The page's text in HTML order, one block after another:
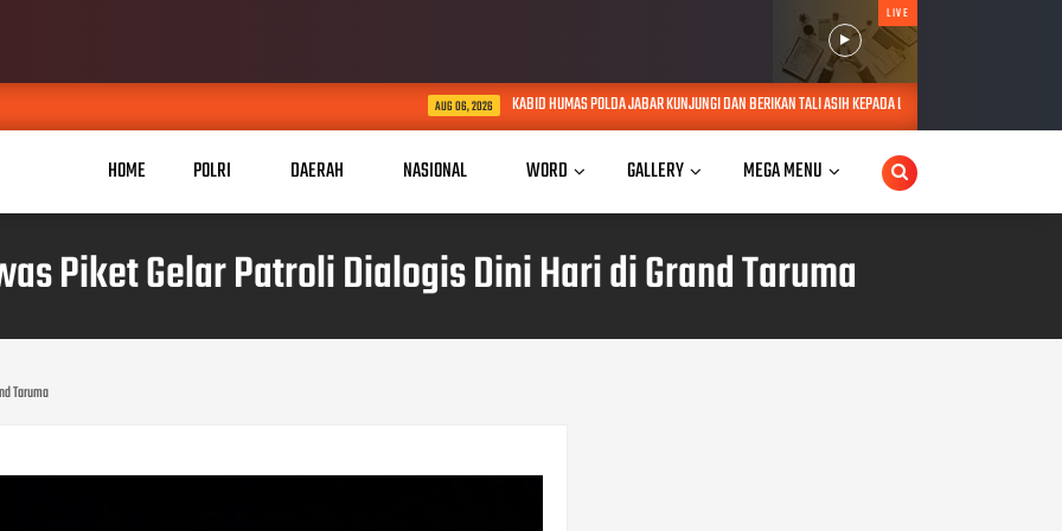
LIVE
KABID HUMAS POLDA JABAR KUNJUNGI DAN BERIKAN TALI ASIH KEPADA LANSIA SEBATANG KARA DI JATINANGOR
HOME POLRI DAERAH NASIONAL WORD GALLERY MEGA MENU
Piket Gelar Patroli Dialogis Dini Hari di Grand Taruma
Taruma